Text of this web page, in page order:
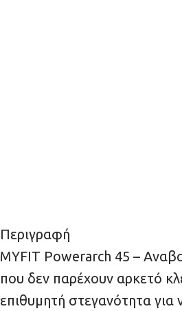
Περιγραφή
MYFIT Powerarch 45 –
που δεν παρέχουν αρκετό
επιθυμητή στεγανότητα